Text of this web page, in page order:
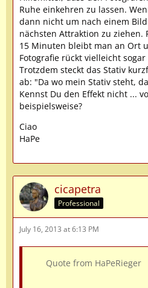
Ruhe einkehren zu lassen.
dann nicht um nach einem
nächsten Attraktion zu ziehen.
15 Minuten bleibt man an Ort
Fotografie rückt vielleicht
Trotzdem steckt das Stativ
ab: "Da wo mein Stativ steht,
Kennst Du den Effekt nicht ...
beispielsweise?
Ciao
HaPe
cicapetra
Professional
July 16, 2013 at 6:13 PM
Quote from HaPeRieger